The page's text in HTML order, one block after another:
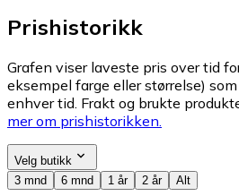
Prishistorikk
Grafen viser laveste pris over tid
eksempel farge eller størrelse)
enhver tid. Frakt og brukte
mer om prishistorikken.
Velg butikk
3 mnd
6 mnd 1 år 2 år Alt